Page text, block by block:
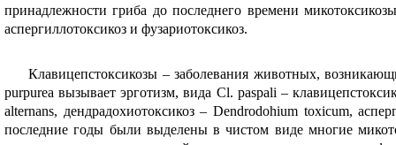
принадлежности гриба до последнего времени
аспергиллотоксикоз и фузариотоксикоз.
Клавицепстоксикозы – заболевания животных,
purpurea вызывает эрготизм, вида Cl. paspali –
alternans, дендрадохиотоксикоз – Dendrodohium toxicum,
последние годы были выделены в чистом виде многие